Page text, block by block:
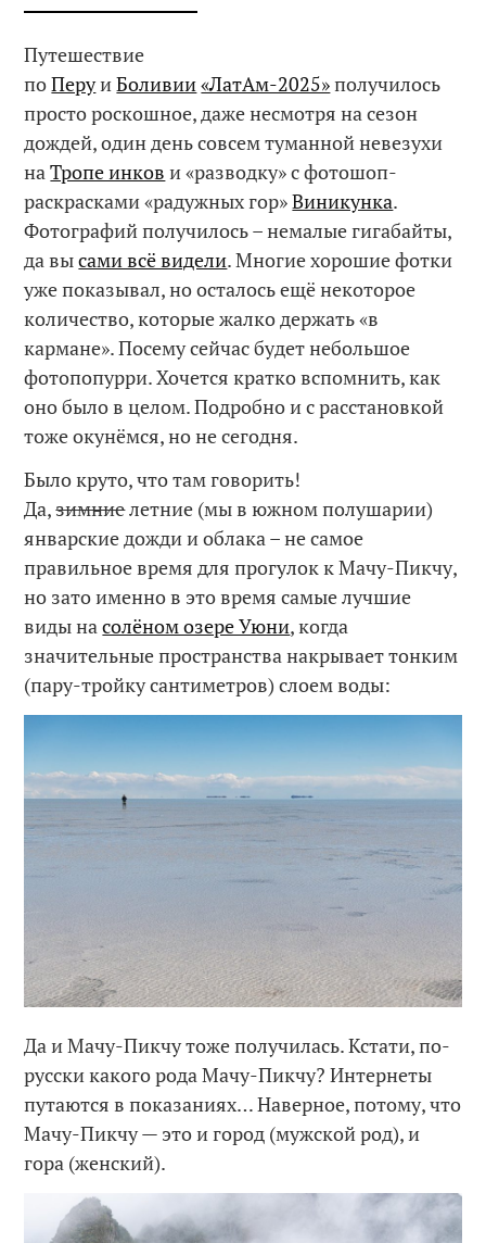
Путешествие
поПеруиБоливии«ЛатАм-2025»получилось
просто роскошное, даже несмотря на сезон
дождей, один день совсем туманной невезухи
наТропе инков и «разводку» с фотошоп-
раскрасками «радужных гор»Виникунка.
Фотографий получилось – немалые гигабайты,
да высами всё видели. Многие хорошие фотки
уже показывал, но осталось ещё некоторое
количество, которые жалко держать «в
кармане». Посему сейчас будет небольшое
фотопопурри. Хочется кратко вспомнить, как
оно было в целом. Подробно и с расстановкой
тоже окунёмся, но не сегодня.
Было круто, что там говорить!
Да,зимниелетние (мы в южном полушарии)
январские дожди и облака – не самое
правильное время для прогулок к Мачу-Пикчу,
но зато именно в это время самые лучшие
виды насолёном озере Уюни, когда
значительные пространства накрывает тонким
(пару-тройку сантиметров) слоем воды:
Да и Мачу-Пикчу тоже получилась. Кстати, по-
русски какого рода Мачу-Пикчу? Интернеты
путаются в показаниях… Наверное, потому, что
Мачу-Пикчу — это и город (мужской род), и
гора (женский).